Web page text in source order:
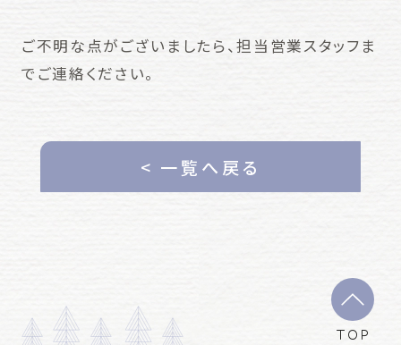
ご不明な点がございましたら、担当営業スタッフま
でご連絡ください。
< 一覧へ戻る
TOP